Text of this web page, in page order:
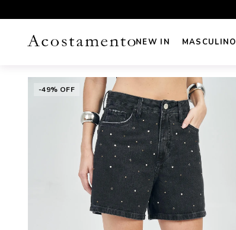
NEW IN MASCULINO
-49% OFF